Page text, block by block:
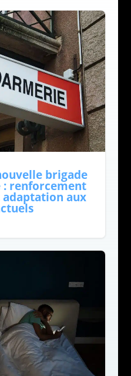
brigade
: renforcement
aux